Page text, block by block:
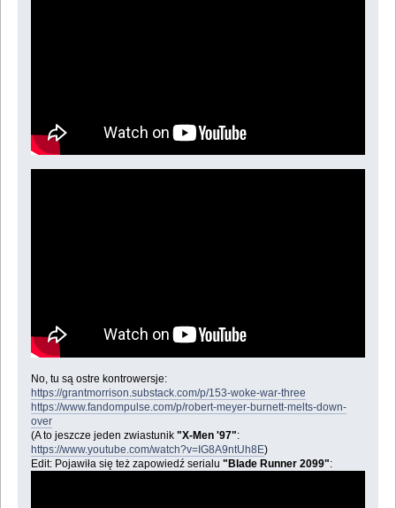
No, tu są ostre kontrowersje:
https://grantmorrison.substack.com/p/153-woke-war-three
https://www.fandompulse.com/p/robert-meyer-burnett-melts-down-
over
(A to jeszcze jeden zwiastunik "X-Men '97":
https://www.youtube.com/watch?v=IG8A9ntUh8E)
Edit: Pojawiła się też zapowiedź serialu "Blade Runner 2099":